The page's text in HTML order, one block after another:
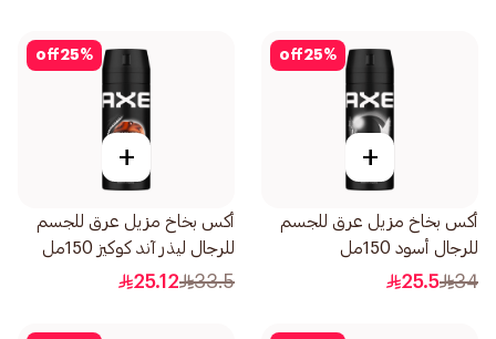
25%
off
+
أكس بخاخ مزيل عرق للجسم
للرجال أسود 150مل
34
25.5
25%
off
+
أكس بخاخ مزيل عرق للجسم
للرجال ليذر آند كوكيز 150مل
33.5
25.12